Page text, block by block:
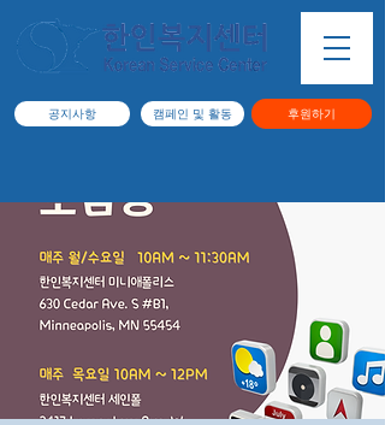
공지사항 캠페인 및 활동 후원하기